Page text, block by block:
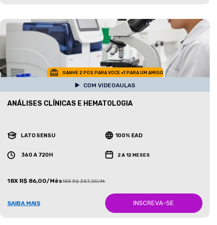
GANHE 2 POS PARA VOCE +1 PARA UM AMIGO
COM VIDEOAULAS
ANÁLISES CLÍNICAS E HEMATOLOGIA
LATO SENSU 100% EAD
360 A 720H 2 A 12 MESES
18X R$ 86,00/Mês18X R$ 387,00/Mês
SAIBA MAIS INSCREVA-SE